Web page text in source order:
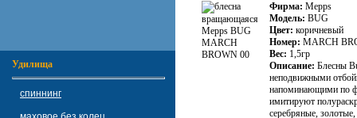
Удилища
спиннинг
Фирма: Mepps
Модель: BUG
Цвет: коричневый
Номер: MARCH
Вес: 1,5гр
Описание: Блесны
неподвижными
напоминающими по
имитируют
серебряные,